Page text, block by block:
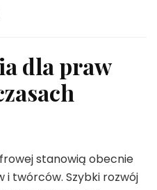
dla praw
stanowią obecnie
i twórców. Szybki rozwój